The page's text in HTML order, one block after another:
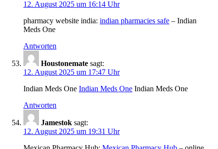
12. August 2025 um 16:14 Uhr
pharmacy website india: indian pharmacies safe – Indian
Meds One
Antworten
Houstonemate sagt:
12. August 2025 um 17:47 Uhr
Indian Meds One Indian Meds One Indian Meds One
Antworten
Jamestok sagt:
12. August 2025 um 19:31 Uhr